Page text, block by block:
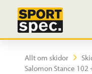
Allt om skidor
Salomon Stance 102